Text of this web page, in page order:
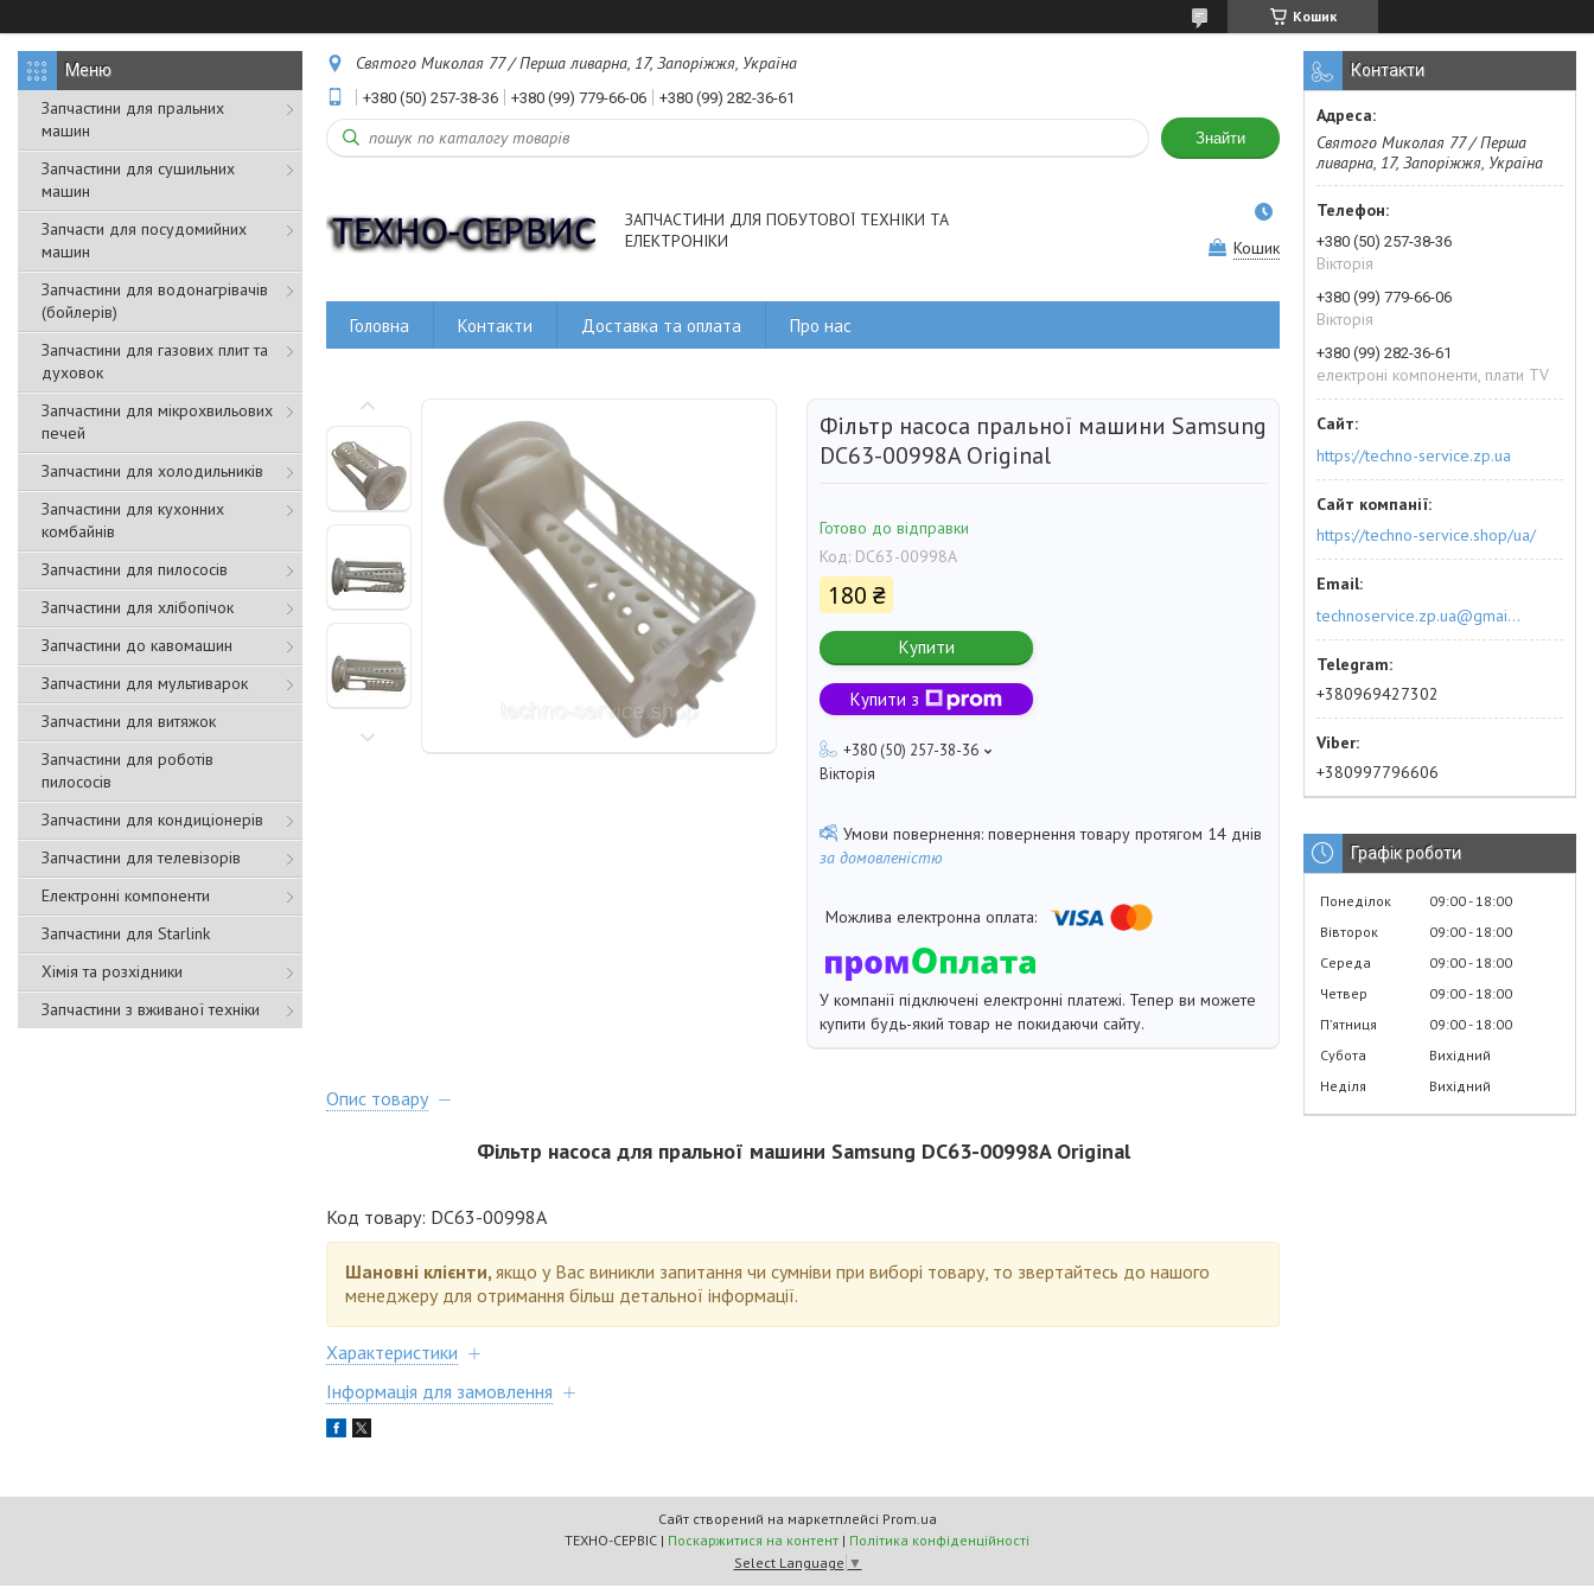
Кошик
Запчастини для пральних
машин
Запчастини для сушильних
машин
Запчасти для посудомийних
машин
Запчастини для водонагрівачів
(бойлерів)
Запчастини для газових плит та
духовок
Запчастини для мікрохвильових
печей
Запчастини для холодильників
Запчастини для кухонних
комбайнів
Запчастини для пилососів
Запчастини для хлібопічок
Запчастини до кавомашин
Запчастини для мультиварок
Запчастини для витяжок
Запчастини для роботів
пилососів
Запчастини для кондиціонерів
Запчастини для телевізорів
Електронні компоненти
Запчастини для Starlink
Хімія та розхідники
Запчастини з вживаної техніки
Святого Миколая 77 / Перша ливарна, 17, Запоріжжя, Україна
+380 (50) 257-38-36 +380 (99) 779-66-06 +380 (99) 282-36-61
Знайти
ЗАПЧАСТИНИ ДЛЯ ПОБУТОВОЇ ТЕХНІКИ ТА
ЕЛЕКТРОНІКИ
Кошик
Головна Контакти Доставка та оплата Про нас
Фільтр насоса пральної машини Samsung
DC63-00998A Original
Готово до відправки
Код: DC63-00998A
180 ₴
Купити
Купити з
+380 (50) 257-38-36
Вікторія
повернення товару протягом 14 днів
за домовленістю
У компанії підключені електронні платежі. Тепер ви можете
купити будь-який товар не покидаючи сайту.
Опис товару
Фільтр насоса для пральної машини Samsung DC63-00998A Original
Код товару: DC63-00998A
Шановні клієнти, якщо у Вас виникли запитання чи сумніви при виборі товару, то звертайтесь до нашого
менеджеру для отримання більш детальної інформації.
Характеристики
Інформація для замовлення
Контакти
Святого Миколая 77 / Перша
ливарна, 17, Запоріжжя, Україна
+380 (50) 257-38-36
Вікторія
+380 (99) 779-66-06
Вікторія
+380 (99) 282-36-61
електроні компоненти, плати TV
https://techno-service.zp.ua
https://techno-service.shop/ua/
technoservice.zp.ua@gmail.com
+380969427302
+380997796606
Графік роботи
Понеділок 09:00 18:00
Вівторок
09:00 18:00
Середа
09:00 18:00
Четвер
09:00 18:00
Пʼятниця
09:00 18:00
Субота
Вихідний
Неділя
Вихідний
Сайт створений на маркетплейсі Prom.ua
ТЕХНО-СЕРВІС | Поскаржитися на контент | Політика конфіденційності
Select Language ▼